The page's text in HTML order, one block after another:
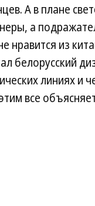
А в плане
а
нравится из
белорусский
линиях и
все